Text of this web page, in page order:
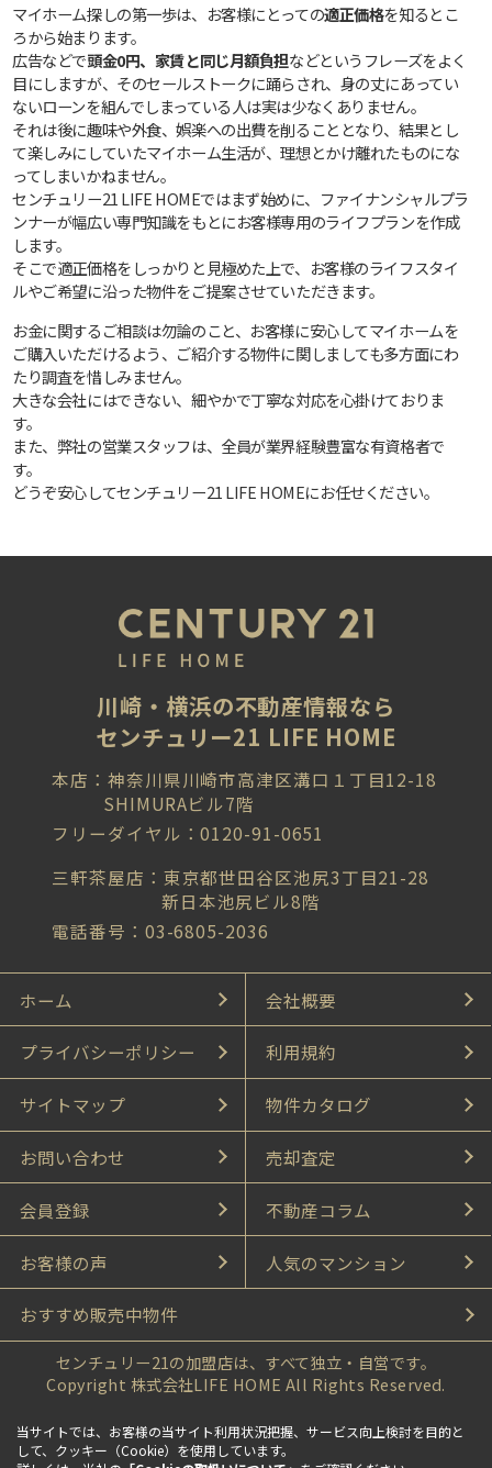
マイホーム探しの第一歩は、お客様にとっての適正価格を知るとこ
ろから始まります。
広告などで頭金0円、家賃と同じ月額負担などというフレーズをよく
目にしますが、そのセールストークに踊らされ、身の丈にあってい
ないローンを組んでしまっている人は実は少なくありません。
それは後に趣味や外食、娯楽への出費を削ることとなり、結果とし
て楽しみにしていたマイホーム生活が、理想とかけ離れたものにな
ってしまいかねません。
センチュリー21 LIFE HOMEではまず始めに、ファイナンシャルプラ
ンナーが幅広い専門知識をもとにお客様専用のライフプランを作成
します。
そこで適正価格をしっかりと見極めた上で、お客様のライフスタイ
ルやご希望に沿った物件をご提案させていただきます。
お金に関するご相談は勿論のこと、お客様に安心してマイホームを
ご購入いただけるよう、ご紹介する物件に関しましても多方面にわ
たり調査を惜しみません。
大きな会社にはできない、細やかで丁寧な対応を心掛けておりま
す。
また、弊社の営業スタッフは、全員が業界経験豊富な有資格者で
す。
どうぞ安心してセンチュリー21 LIFE HOMEにお任せください。
川崎・横浜の不動産情報なら
センチュリー21 LIFE HOME
本店：神奈川県川崎市高津区溝口１丁目12-18
SHIMURAビル7階
フリーダイヤル：0120-91-0651
三軒茶屋店：東京都世田谷区池尻3丁目21-28
新日本池尻ビル8階
電話番号：03-6805-2036
ホーム 会社概要
プライバシーポリシー 利用規約
サイトマップ 物件カタログ
お問い合わせ 売却査定
会員登録 不動産コラム
お客様の声 人気のマンション
おすすめ販売中物件
センチュリー21の加盟店は、すべて独立・自営です。
Copyright 株式会社LIFE HOME All Rights Reserved.
当サイトでは、お客様の当サイト利用状況把握、サービス向上検討を目的と
して、クッキー（Cookie）を使用しています。